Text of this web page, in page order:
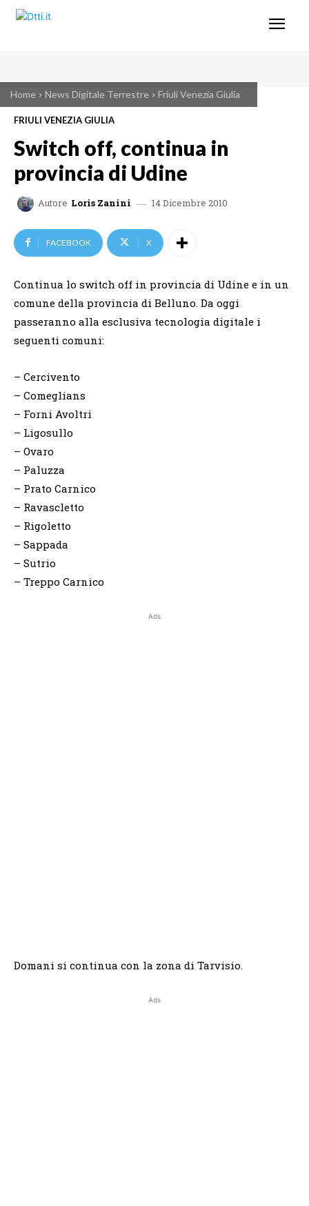
Home News Digitale Terrestre Friuli Venezia Giulia
FRIULI VENEZIA GIULIA
Switch off, continua in
provincia di Udine
Autore Loris Zanini 14 Dicembre 2010
FACEBOOK X
Continua lo switch off in provincia di Udine e in un
comune della provincia di Belluno. Da oggi
passeranno alla esclusiva tecnologia digitale i
seguenti comuni:
– Cercivento
– Comeglians
– Forni Avoltri
– Ligosullo
– Ovaro
– Paluzza
– Prato Carnico
– Ravascletto
– Rigoletto
– Sappada
– Sutrio
– Treppo Carnico
Ads
Domani si continua con la zona di Tarvisio.
Ads